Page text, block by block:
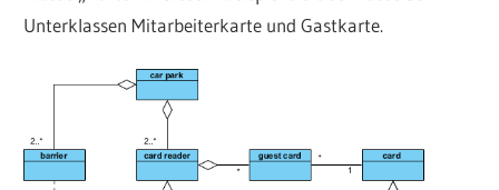
Unterklassen Mitarbeiterkarte und Gastkarte.